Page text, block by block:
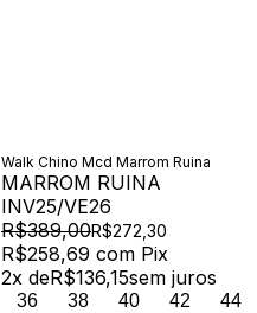
Walk Chino Mcd Marrom Ruina
MARROM RUINA
INV25/VE26
R$389,00R$272,30
R$258,69 com Pix
2x deR$136,15sem juros
36 38 40 42
44